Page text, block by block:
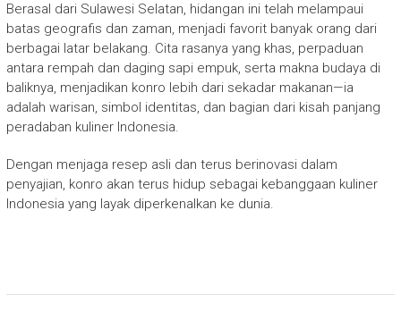
Berasal dari Sulawesi Selatan, hidangan ini telah melampaui
batas geografis dan zaman, menjadi favorit banyak orang dari
berbagai latar belakang. Cita rasanya yang khas, perpaduan
antara rempah dan daging sapi empuk, serta makna budaya di
baliknya, menjadikan konro lebih dari sekadar makanan—ia
adalah warisan, simbol identitas, dan bagian dari kisah panjang
peradaban kuliner Indonesia.
Dengan menjaga resep asli dan terus berinovasi dalam
penyajian, konro akan terus hidup sebagai kebanggaan kuliner
Indonesia yang layak diperkenalkan ke dunia.